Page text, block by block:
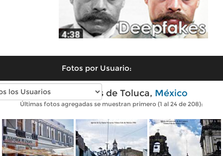
Fotos por Usuario:
Fotos antiguas de Toluca, México
Últimas fotos agregadas se muestran primero (1 al 24 de 208):